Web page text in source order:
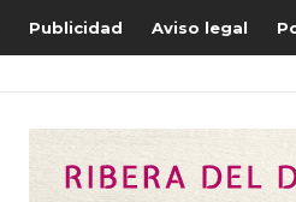
Publicidad Aviso legal